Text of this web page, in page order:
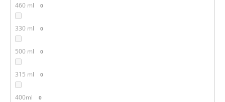
460 ml 0
330 ml 0
500 ml 0
315 ml 0
400ml 0